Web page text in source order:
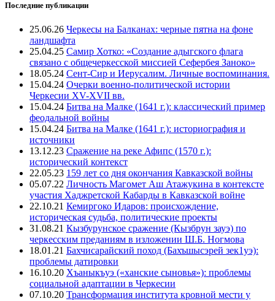
Последние публикации
25.06.26 Черкесы на Балканах: черные пятна на фоне
ландшафта
25.04.25 Самир Хотко: «Создание адыгского флага
связано с общечеркесской миссией Сефербея Заноко»
18.05.24 Сент-Сир и Иерусалим. Личные воспоминания.
15.04.24 Очерки военно-политической истории
Черкесии XV-XVII вв.
15.04.24 Битва на Малке (1641 г.): классический пример
феодальной войны
15.04.24 Битва на Малке (1641 г.): историография и
источники
13.12.23 Сражение на реке Афипс (1570 г.):
исторический контекст
22.05.23 159 лет со дня окончания Кавказской войны
05.07.22 Личность Магомет Аш Атажукина в контексте
участия Хаджретской Кабарды в Кавказской войне
22.10.21 Кемиргоко Идаров: происхождение,
историческая судьба, политические проекты
31.08.21 Кызбурунское сражение (Кызбрун зауэ) по
черкесским преданиям в изложении Ш.Б. Ногмова
18.01.21 Бахчисарайский поход (Бахъшысэрей зек1уэ):
проблемы датировки
16.10.20 Хъаныкъуэ («ханские сыновья»): проблемы
социальной адаптации в Черкесии
07.10.20 Трансформация института кровной мести у